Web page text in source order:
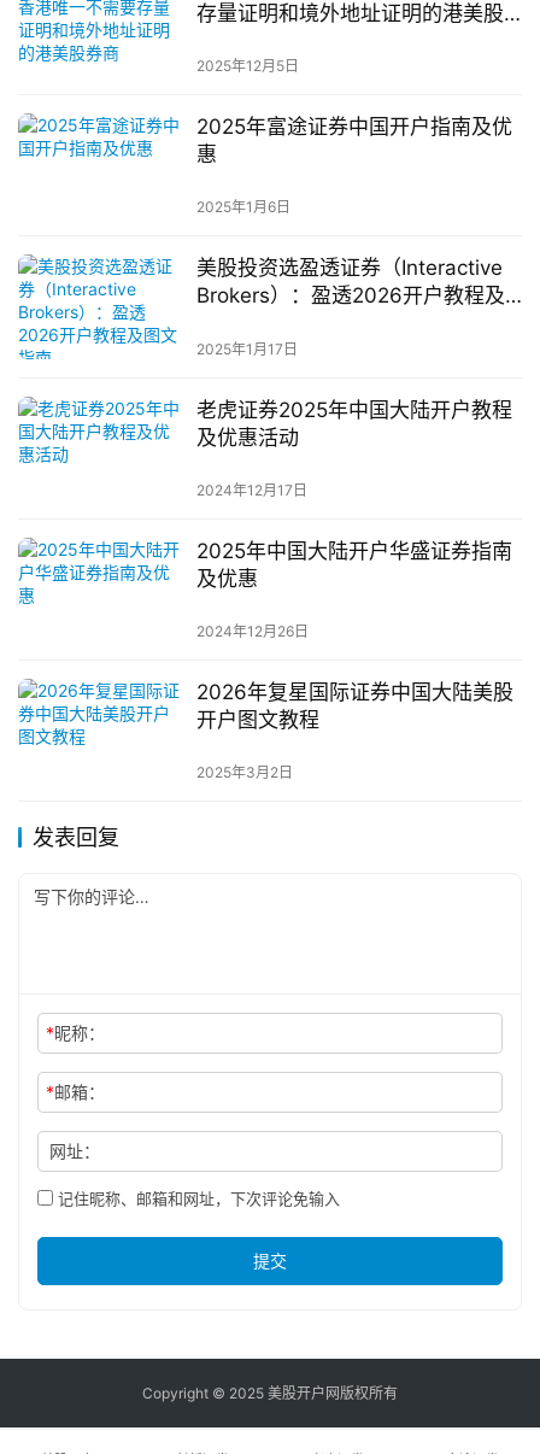
存量证明和境外地址证明的港美股
2025年12月5日
2025年富途证券中国开户指南及优
惠
2025年1月6日
美股投资选盈透证券（Interactive
Brokers）：盈透2026开户教程及
2025年1月17日
老虎证券2025年中国大陆开户教程
及优惠活动
2024年12月17日
2025年中国大陆开户华盛证券指南
及优惠
2024年12月26日
2026年复星国际证券中国大陆美股
开户图文教程
2025年3月2日
发表回复
*昵称：
*邮箱：
网址：
记住昵称、邮箱和网址，下次评论免输入
提交
Copyright © 2025 美股开户网版权所有